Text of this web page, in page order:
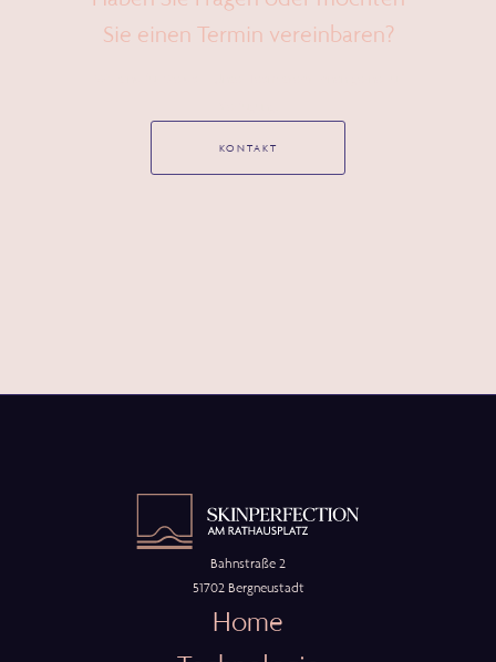
Sie einen Termin vereinbaren?
KONTAKT
Bahnstraße 2
51702 Bergneustadt
Home